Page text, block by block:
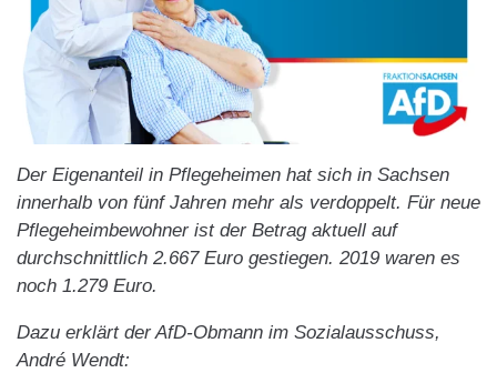
Der Eigenanteil in Pflegeheimen hat sich in Sachsen
innerhalb von fünf Jahren mehr als verdoppelt. Für neue
Pflegeheimbewohner ist der Betrag aktuell auf
durchschnittlich 2.667 Euro gestiegen. 2019 waren es
noch 1.279 Euro.
Dazu erklärt der AfD-Obmann im Sozialausschuss,
André Wendt: